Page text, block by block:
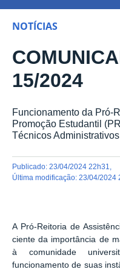
NOTÍCIAS
15/2024
Funcionamento da Pró-
Promoção Estudantil
Técnicos
publicado: 23/04/2024 22h31
última modificação: 23/04/2024
A Pró-Reitoria de
ciente da importância de
à comunidade
funcionamento de suas